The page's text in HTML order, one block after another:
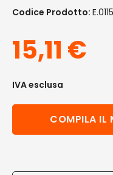
Codice Prodotto:
15,11 €
IVA esclusa
COMPILA IL